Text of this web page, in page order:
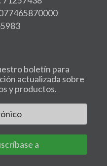
boletín para
actualizada sobre
y productos.
a